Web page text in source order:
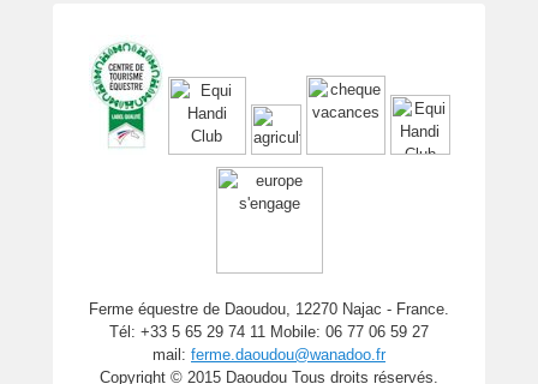
Ferme équestre de Daoudou, 12270 Najac - France.
Tél: +33 5 65 29 74 11 Mobile: 06 77 06 59 27
mail: ferme.daoudou@wanadoo.fr
Copyright © 2015 Daoudou Tous droits réservés.